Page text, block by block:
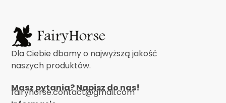
Dla Ciebie dbamy o najwyższą jakość
naszych produktów.
Masz pytania? Napisz do nas!
fairyhorse.contact@gmail.com